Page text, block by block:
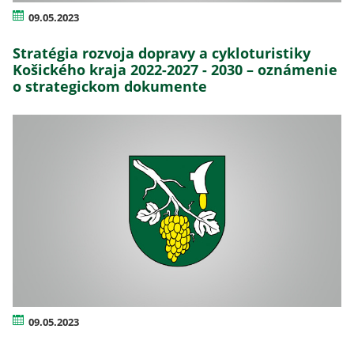
09.05.2023
Stratégia rozvoja dopravy a cykloturistiky
Košického kraja 2022-2027 - 2030 – oznámenie
o strategickom dokumente
09.05.2023